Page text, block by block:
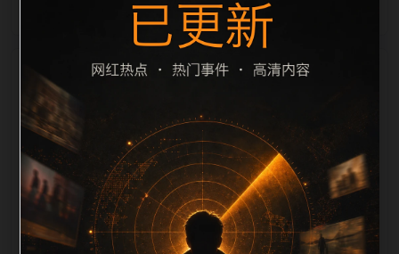
栏目内容归集
滤和 description 长度检查。栏目内容按每日少量新增
的方式持续扩展，每篇保留相关问题、站内推荐和清晰
的层级路径，减少用户反复返回搜索页。第11篇作为本
栏目的初始建设内容，主要用于补齐栏目深度、稳定内
链结构，并为后续专题聚合提供可点击入口。如果后续
发现页面缺图、标题过短、描述为空或正文不足，将进